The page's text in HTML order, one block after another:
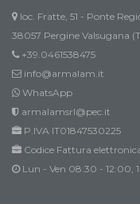
loc. Fratte, 51 - Ponte
38057 Pergine Valsugana
+39.0461538475
info@armalam.it
WhatsApp
armalamsrl@pec.it
P.IVA IT01847530225
Codice Fattura
Lun - Ven 08:30 - 12:00,